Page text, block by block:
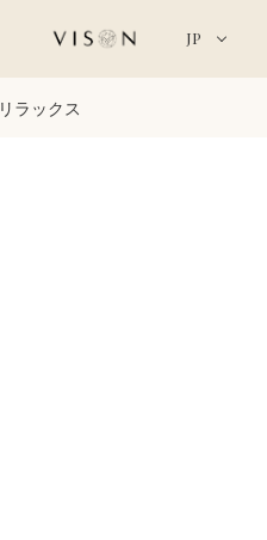
JP
リラックス